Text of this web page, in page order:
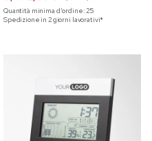
Quantità minima d'ordine:25
Spedizione in 2 giorni lavorativi*